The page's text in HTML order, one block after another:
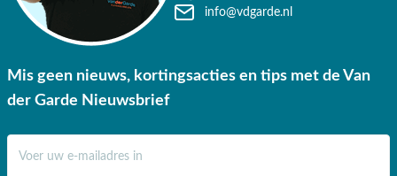
info@vdgarde.nl
Mis geen nieuws, kortingsacties en tips met de Van
der Garde Nieuwsbrief